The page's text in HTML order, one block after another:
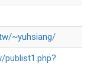
~yuhsiang/
publist1.php?